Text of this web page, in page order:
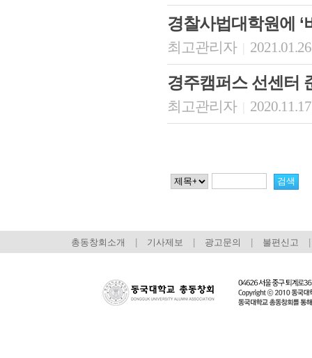
경찰사법대학원에 ‘
최고관리자
경주캠퍼스 선센터
최고관리자
총동창회소개 기사제보 광고문의 불편신고